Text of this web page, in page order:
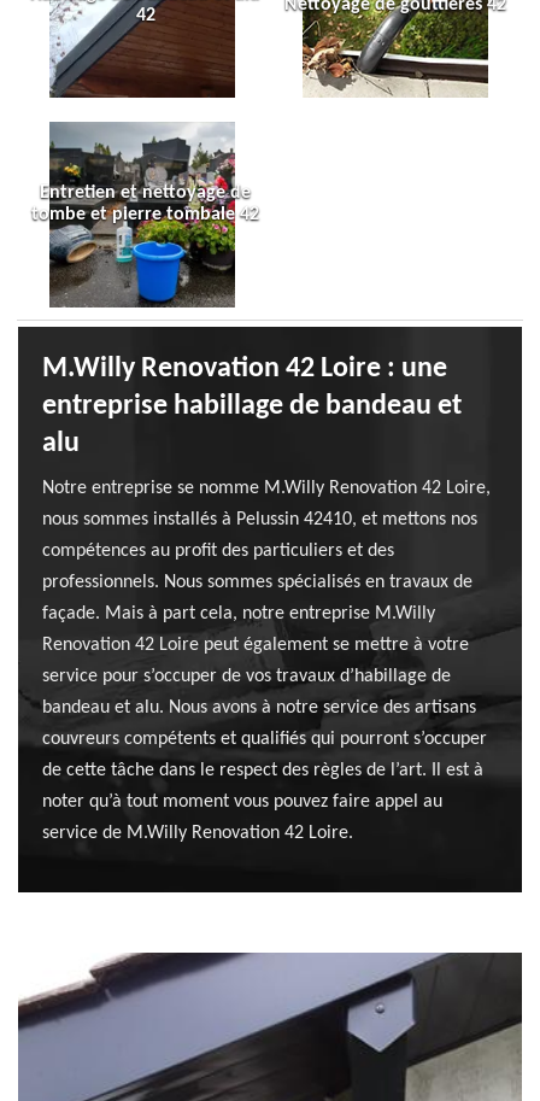
42
Nettoyage de gouttières 42
Entretien et nettoyage de
tombe et pierre tombale 42
M.Willy Renovation 42 Loire : une
entreprise habillage de bandeau et
alu
Notre entreprise se nomme M.Willy Renovation 42 Loire,
nous sommes installés à Pelussin 42410, et mettons nos
compétences au profit des particuliers et des
professionnels. Nous sommes spécialisés en travaux de
façade. Mais à part cela, notre entreprise M.Willy
Renovation 42 Loire peut également se mettre à votre
service pour s’occuper de vos travaux d’habillage de
bandeau et alu. Nous avons à notre service des artisans
couvreurs compétents et qualifiés qui pourront s’occuper
de cette tâche dans le respect des règles de l’art. Il est à
noter qu’à tout moment vous pouvez faire appel au
service de M.Willy Renovation 42 Loire.